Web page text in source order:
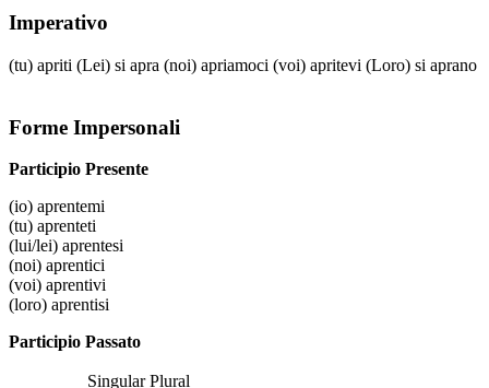
Imperativo
(tu) apriti (Lei) si apra (noi) apriamoci (voi) apritevi (Loro) si aprano
Forme Impersonali
Participio Presente
(io) aprentemi
(tu) aprenteti
(lui/lei) aprentesi
(noi) aprentici
(voi) aprentivi
(loro) aprentisi
Participio Passato
Singular Plural